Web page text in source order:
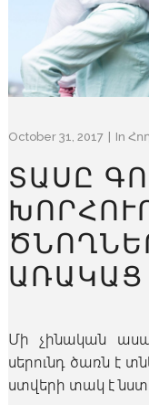
October 31, 2017 In
ՏԱՍԸ
ԱՌԱԿԱՑ
Մի չինական
սերունդ ծառն է
ստվերի տակ է